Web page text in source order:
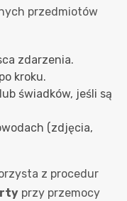
przedmiotów
zdarzenia.
kroku.
świadków, jeśli są
(zdjęcia,
z procedur
przy przemocy